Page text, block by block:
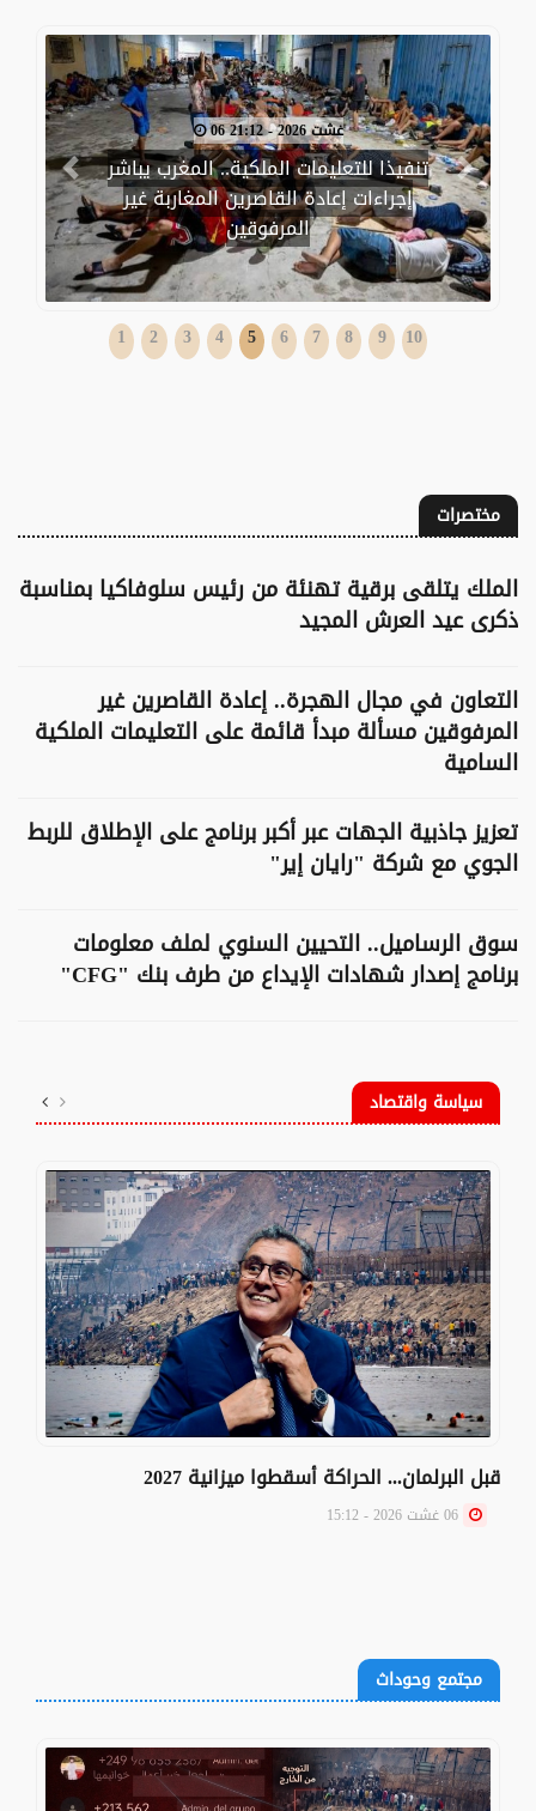
1 2 3 4 5 6 7 8 9 10
06 غشت 2026 - 21:12
تنفيذا للتعليمات الملكية.. المغرب يباشر
إجراءات إعادة القاصرين المغاربة غير
المرفوقين
Previous Next
مختصرات
الملك يتلقى برقية تهنئة من رئيس سلوفاكيا بمناسبة
ذكرى عيد العرش المجيد
التعاون في مجال الهجرة.. إعادة القاصرين غير
المرفوقين مسألة مبدأ قائمة على التعليمات الملكية
السامية
تعزيز جاذبية الجهات عبر أكبر برنامج على الإطلاق للربط
الجوي مع شركة "رايان إير"
سوق الرساميل.. التحيين السنوي لملف معلومات
برنامج إصدار شهادات الإيداع من طرف بنك "CFG"
سياسة واقتصاد
قبل البرلمان... الحراكة أسقطوا ميزانية 2027
مجتمع وحوداث